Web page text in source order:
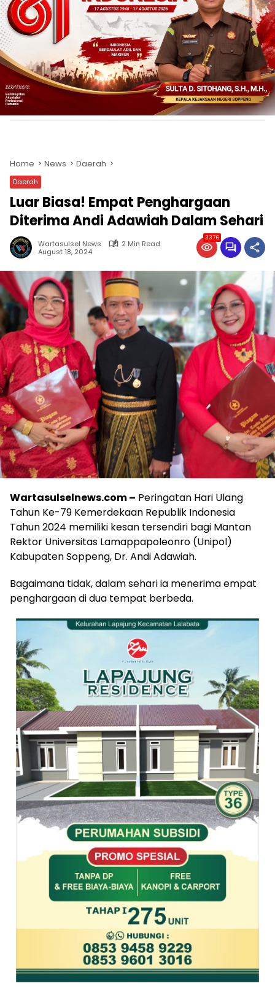
Home News Daerah
Daerah
Luar Biasa! Empat Penghargaan
Diterima Andi Adawiah Dalam Sehari
Wartasulsel News
2 Min Read
August 18, 2024
3376
Wartasulselnews.com – Peringatan Hari Ulang
Tahun Ke-79 Kemerdekaan Republik Indonesia
Tahun 2024 memiliki kesan tersendiri bagi Mantan
Rektor Universitas Lamappapoleonro (Unipol)
Kabupaten Soppeng, Dr. Andi Adawiah.
Bagaimana tidak, dalam sehari ia menerima empat
penghargaan di dua tempat berbeda.